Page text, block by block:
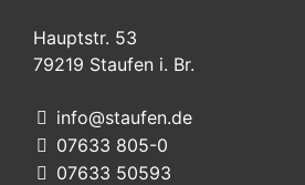
Hauptstr. 53
79219 Staufen i. Br.
info@staufen.de
07633 805-0
07633 50593